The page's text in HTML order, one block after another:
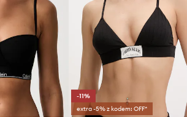
-11%
extra -5% z kodem: OFF*